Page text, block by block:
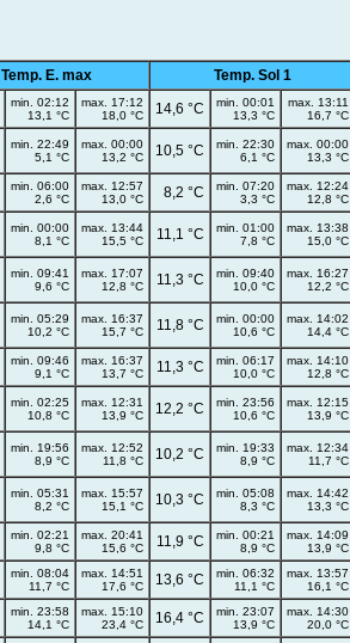
Temp. E. max Temp. Sol 1
min. 02:12
13,1 °C
max. 17:12
18,0 °C
14,6 °C
min. 00:01
13,3 °C
max. 13:11
16,7 °C
min. 22:49
5,1 °C
max. 00:00
13,2 °C
10,5 °C
min. 22:30
6,1 °C
max. 00:00
13,3 °C
min. 06:00
2,6 °C
max. 12:57
13,0 °C
8,2 °C
min. 07:20
3,3 °C
max. 12:24
12,8 °C
min. 00:00
8,1 °C
max. 13:44
15,5 °C
11,1 °C
min. 01:00
7,8 °C
max. 13:38
15,0 °C
min. 09:41
9,6 °C
max. 17:07
12,8 °C
11,3 °C
min. 09:40
10,0 °C
max. 16:27
12,2 °C
min. 05:29
10,2 °C
max. 16:37
15,7 °C
11,8 °C
min. 00:00
10,6 °C
max. 14:02
14,4 °C
min. 09:46
9,1 °C
max. 16:37
13,7 °C
11,3 °C
min. 06:17
10,0 °C
max. 14:10
12,8 °C
min. 02:25
10,8 °C
max. 12:31
13,9 °C
12,2 °C
min. 23:56
10,6 °C
max. 12:15
13,9 °C
min. 19:56
8,9 °C
max. 12:52
11,8 °C
10,2 °C
min. 19:33
8,9 °C
max. 12:34
11,7 °C
min. 05:31
8,2 °C
max. 15:57
15,1 °C
10,3 °C
min. 05:08
8,3 °C
max. 14:42
13,3 °C
min. 02:21
9,8 °C
max. 20:41
15,6 °C
11,9 °C
min. 00:21
8,9 °C
max. 14:09
13,9 °C
min. 08:04
11,7 °C
max. 14:51
17,6 °C
13,6 °C
min. 06:32
11,1 °C
max. 13:57
16,1 °C
min. 23:58
14,1 °C
max. 15:10
23,4 °C
16,4 °C
min. 23:07
13,9 °C
max. 14:30
20,0 °C